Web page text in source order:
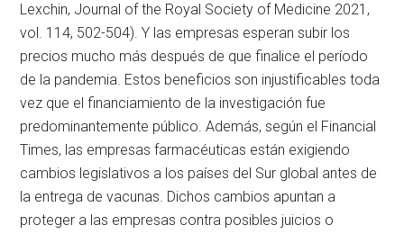
Lexchin, Journal of the Royal Society of Medicine 2021,
vol. 114, 502-504). Y las empresas esperan subir los
precios mucho más después de que finalice el período
de la pandemia. Estos beneficios son injustificables toda
vez que el financiamiento de la investigación fue
predominantemente público. Además, según el Financial
Times, las empresas farmacéuticas están exigiendo
cambios legislativos a los países del Sur global antes de
la entrega de vacunas. Dichos cambios apuntan a
proteger a las empresas contra posibles juicios o